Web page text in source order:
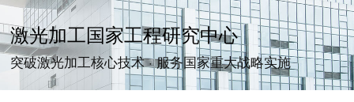
激光加工国家工程研究中心
突破激光加工核心技术 · 服务国家重大战略实施